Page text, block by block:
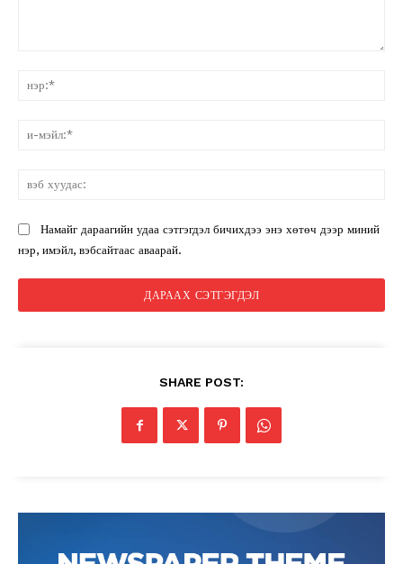
Намайг дараагийн удаа сэтгэгдэл бичихдээ энэ хөтөч дээр миний
нэр, имэйл, вэбсайтаас аваарай.
SHARE POST: